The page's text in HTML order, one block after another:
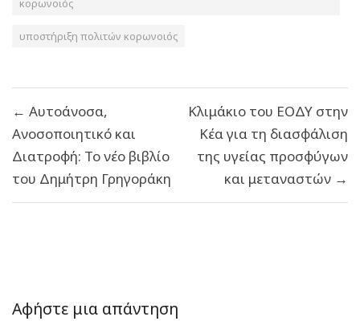
κορωνοιός
υποστήριξη πολιτών κορωνοιός
άρθρων
← Αυτοάνοσα,
Ανοσοποιητικό και
Διατροφή: Το νέο βιβλίο
του Δημήτρη Γρηγοράκη
Κλιμάκιο του ΕΟΔΥ στην
Κέα για τη διασφάλιση
της υγείας προσφύγων
και μεταναστών →
Αφήστε μια απάντηση